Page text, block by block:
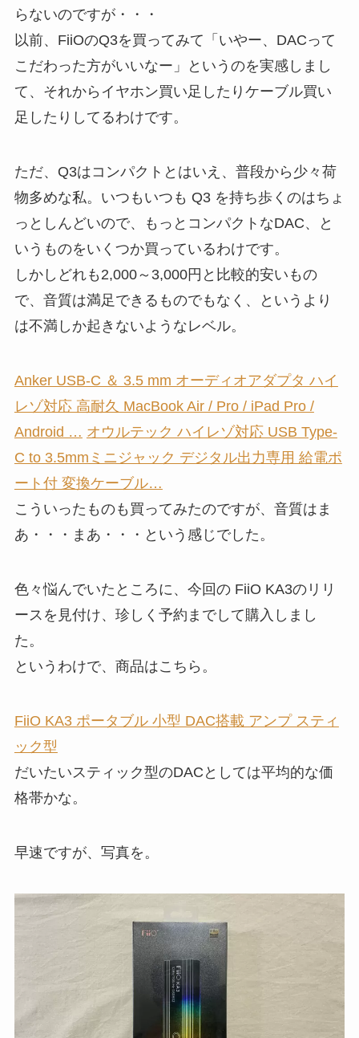
らないのですが・・・
以前、FiiOのQ3を買ってみて「いやー、DACって
こだわった方がいいなー」というのを実感しまし
て、それからイヤホン買い足したりケーブル買い
足したりしてるわけです。
ただ、Q3はコンパクトとはいえ、普段から少々荷
物多めな私。いつもいつも Q3 を持ち歩くのはちょ
っとしんどいので、もっとコンパクトなDAC、と
いうものをいくつか買っているわけです。
しかしどれも2,000～3,000円と比較的安いもの
で、音質は満足できるものでもなく、というより
は不満しか起きないようなレベル。
Anker USB-C ＆ 3.5 mm オーディオアダプタ ハイ
レゾ対応 高耐久 MacBook Air / Pro / iPad Pro /
Android … オウルテック ハイレゾ対応 USB Type-
C to 3.5mmミニジャック デジタル出力専用 給電ポ
ート付 変換ケーブル…
こういったものも買ってみたのですが、音質はま
あ・・・まあ・・・という感じでした。
色々悩んでいたところに、今回の FiiO KA3のリリ
ースを見付け、珍しく予約までして購入しまし
た。
というわけで、商品はこちら。
FiiO KA3 ポータブル 小型 DAC搭載 アンプ スティ
ック型
だいたいスティック型のDACとしては平均的な価
格帯かな。
早速ですが、写真を。